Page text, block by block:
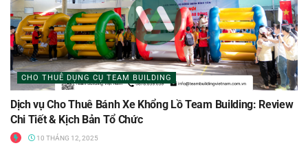
CHO THUÊ DỤNG CỤ TEAM BUILDING
Dịch vụ Cho Thuê Bánh Xe Khổng Lồ Team Building: Review
Chi Tiết & Kịch Bản Tổ Chức
10 THÁNG 12, 2025